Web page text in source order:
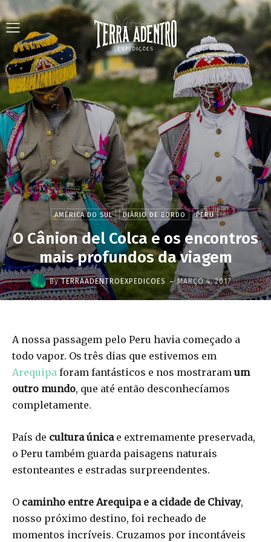
AMÉRICA DO SUL DIÁRIO DE BORDO PERU
O Cânion del Colca e os encontros
mais profundos da viagem
By TERRAADENTROEXPEDICOES - MARÇO 4, 2017
A nossa passagem pelo Peru havia começado a
todo vapor. Os três dias que estivemos em
Arequipa foram fantásticos e nos mostraram um
outro mundo, que até então desconhecíamos
completamente.
País de cultura únicae extremamente preservada,
o Peru também guarda paisagens naturais
estonteantes e estradas surpreendentes.
O caminho entre Arequipa e a cidade de Chivay,
nosso próximo destino, foi recheado de
momentos incríveis. Cruzamos por incontáveis